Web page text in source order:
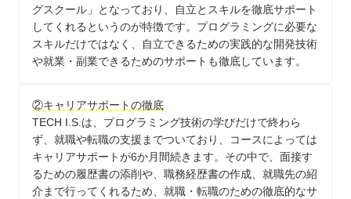
グスクール」となっており、自立とスキルを徹底サポート
してくれるというのが特徴です。プログラミングに必要な
スキルだけではなく、自立できるための実践的な開発技術
や就業・副業できるためのサポートも徹底しています。
②キャリアサポートの徹底
TECH I.S.は、プログラミング技術の学びだけで終わら
ず、就職や転職の支援までついており、コースによっては
キャリアサポートが6か月間続きます。その中で、面接す
るための履歴書の添削や、職務経歴書の作成、就職先の紹
介まで行ってくれるため、就職・転職のための徹底的なサ